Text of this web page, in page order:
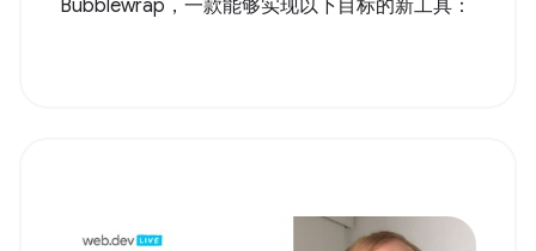
Bubblewrap，一款能够实现以下目标的新工具：